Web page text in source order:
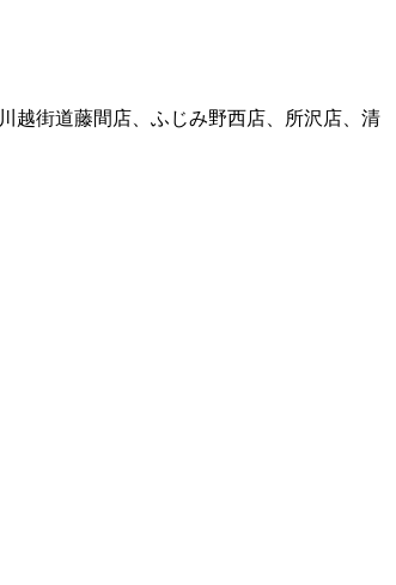
越街道藤間店、ふじみ野西店、所沢店、清